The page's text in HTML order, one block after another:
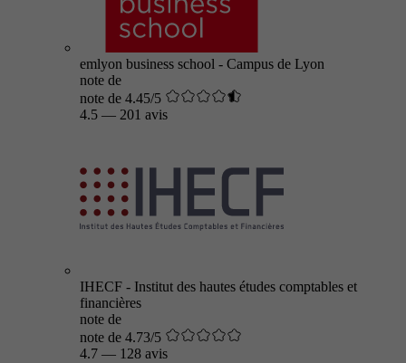
emlyon business school - Campus de Lyon
note de
note de 4.45/5
4.5 — 201 avis
IHECF - Institut des hautes études comptables et
financières
note de
note de 4.73/5
4.7 — 128 avis